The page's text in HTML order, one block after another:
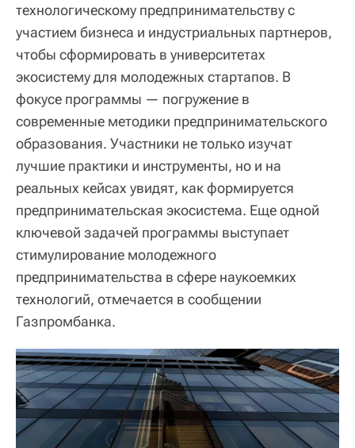
технологическому предпринимательству с
участием бизнеса и индустриальных партнеров,
чтобы сформировать в университетах
экосистему для молодежных стартапов. В
фокусе программы — погружение в
современные методики предпринимательского
образования. Участники не только изучат
лучшие практики и инструменты, но и на
реальных кейсах увидят, как формируется
предпринимательская экосистема. Еще одной
ключевой задачей программы выступает
стимулирование молодежного
предпринимательства в сфере наукоемких
технологий, отмечается в сообщении
Газпромбанка.